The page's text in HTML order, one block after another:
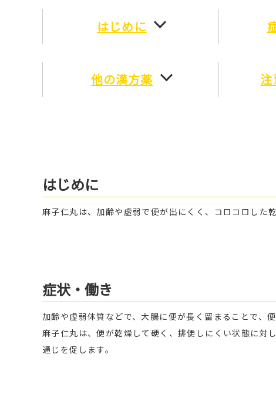
はじめに
他の漢方薬 注
はじめに
麻子仁丸は、加齢や虚弱で便が出にくく、コロコロした
症状・働き
加齢や虚弱体質などで、大腸に便が長く留まることで、
麻子仁丸は、便が乾燥して硬く、排便しにくい状態に対
通じを促します。